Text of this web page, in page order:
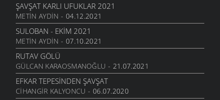
ŞAVŞAT KARLI UFUKLAR 2021
METIN AYDIN - 04.12.2021
SULOBAN - EKIM 2021
METIN AYDIN - 07.10.2021
RUTAV GÖLÜ
GÜLCAN KARAOSMANOĞLU - 21.07.2021
EFKAR TEPESINDEN ŞAVŞAT
CIHANGIR KALYONCU - 06.07.2020